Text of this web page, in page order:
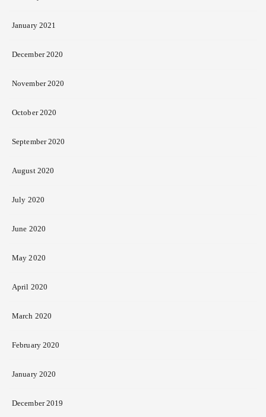
January 2021
December 2020
November 2020
October 2020
September 2020
August 2020
July 2020
June 2020
May 2020
April 2020
March 2020
February 2020
January 2020
December 2019